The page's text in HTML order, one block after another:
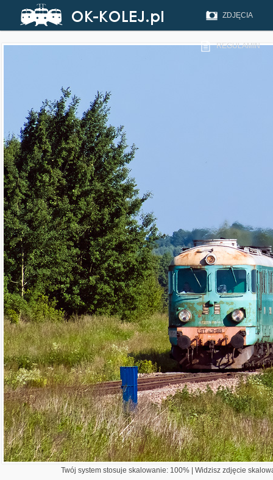
ZDJĘCIA
REGULAMIN
Twój system stosuje skalowanie: 100% | Widzisz zdjęcie